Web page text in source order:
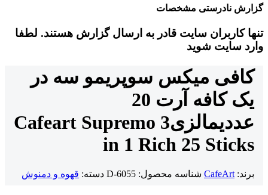
گزارش نادرستی مشخصات
تنها کاربران سایت قادر به ارسال گزارش هستند. لطفا
وارد سایت شوید
کافی میکس سوپریمو سه در
یک کافه آرت 20
عددیمالزیCafeart Supremo 3
in 1 Rich 25 Sticks
برند:CafeArt شناسه محصول: D-6055 دسته: قهوه و دمنوش